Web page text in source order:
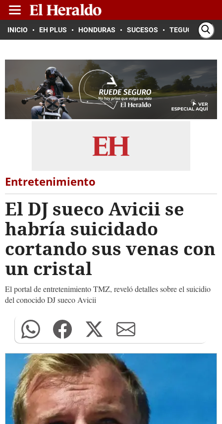
INICIO EH PLUS HONDURAS SUCESOS TEGUCIGALPA
Entretenimiento
El DJ sueco Avicii se
habría suicidado
cortando sus venas con
un cristal
El portal de entretenimiento TMZ, reveló detalles sobre el suicidio
del conocido DJ sueco Avicii